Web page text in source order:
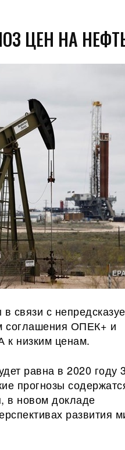
ЦЕН НА
связи с
соглашения ОПЕК+ и
к низким ценам.
равна в 2020 году
прогнозы
в новом докладе
развития